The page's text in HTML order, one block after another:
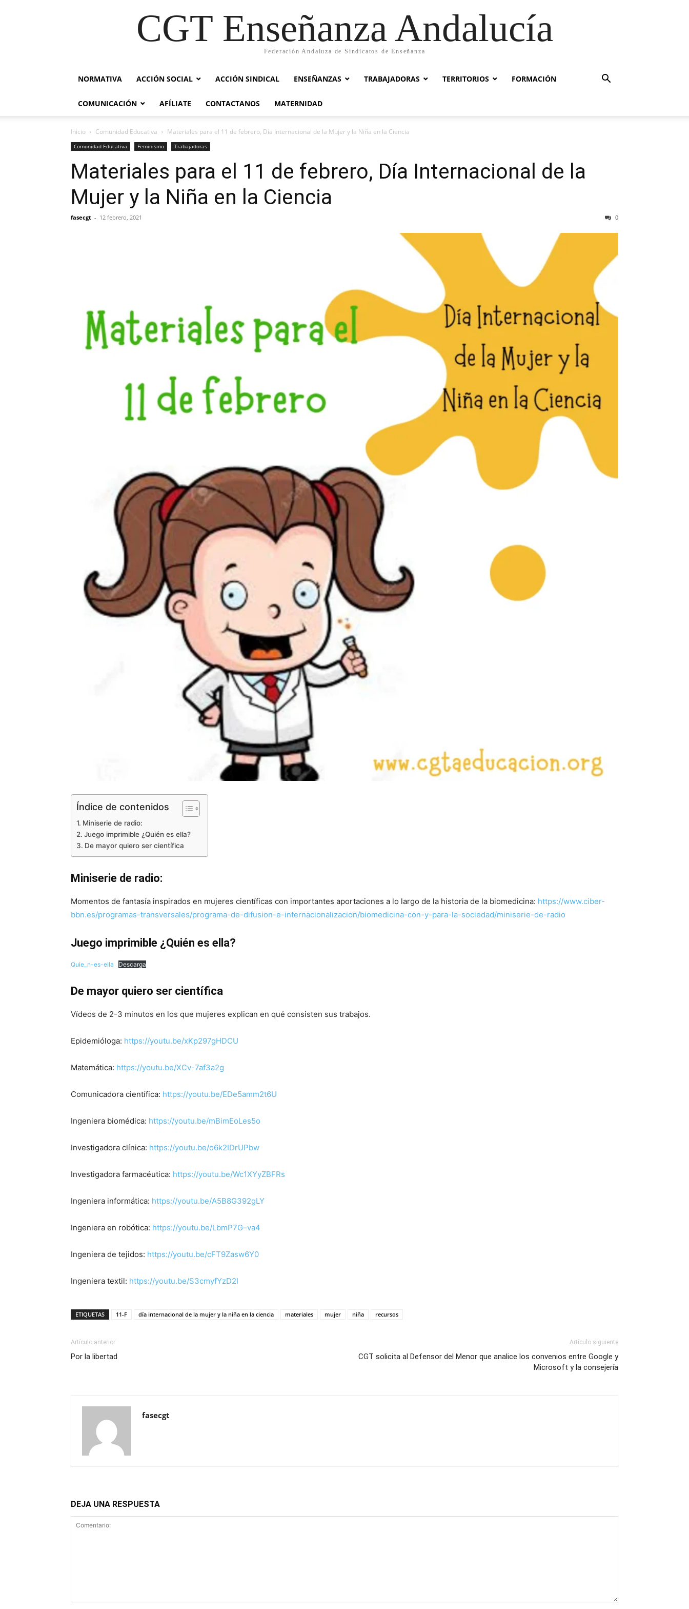
CGT Enseñanza Andalucía
Federación Andaluza de Sindicatos de Enseñanza
NORMATIVA ACCIÓN SOCIAL ACCIÓN SINDICAL ENSEÑANZAS TRABAJADORAS TERRITORIOS FORMACIÓN
COMUNICACIÓN AFÍLIATE CONTACTANOS MATERNIDAD
Inicio Comunidad Educativa Materiales para el 11 de febrero, Día Internacional de la Mujer y la Niña en la Ciencia
Comunidad Educativa Feminismo Trabajadoras
Materiales para el 11 de febrero, Día Internacional de la
Mujer y la Niña en la Ciencia
fasecgt - 12 febrero, 2021 0
Índice de contenidos
Miniserie de radio:
Juego imprimible ¿Quién es ella?
De mayor quiero ser científica
Miniserie de radio:
Momentos de fantasía inspirados en mujeres científicas con importantes aportaciones a lo largo de la historia de la biomedicina: https://www.ciber-
bbn.es/programas-transversales/programa-de-difusion-e-internacionalizacion/biomedicina-con-y-para-la-sociedad/miniserie-de-radio
Juego imprimible ¿Quién es ella?
Quie_n-es-ella Descarga
De mayor quiero ser científica
Vídeos de 2-3 minutos en los que mujeres explican en qué consisten sus trabajos.
Epidemióloga: https://youtu.be/xKp297gHDCU
Matemática: https://youtu.be/XCv-7af3a2g
Comunicadora científica: https://youtu.be/EDe5amm2t6U
Ingeniera biomédica: https://youtu.be/mBimEoLes5o
Investigadora clínica: https://youtu.be/o6k2IDrUPbw
Investigadora farmacéutica: https://youtu.be/Wc1XYyZBFRs
Ingeniera informática: https://youtu.be/A5B8G392gLY
Ingeniera en robótica: https://youtu.be/LbmP7G–va4
Ingeniera de tejidos: https://youtu.be/cFT9Zasw6Y0
Ingeniera textil: https://youtu.be/S3cmyfYzD2I
ETIQUETAS 11-F día internacional de la mujer y la niña en la ciencia materiales mujer niña recursos
Artículo anterior
Por la libertad
Artículo siguiente
CGT solicita al Defensor del Menor que analice los convenios entre Google y
Microsoft y la consejería
fasecgt
DEJA UNA RESPUESTA